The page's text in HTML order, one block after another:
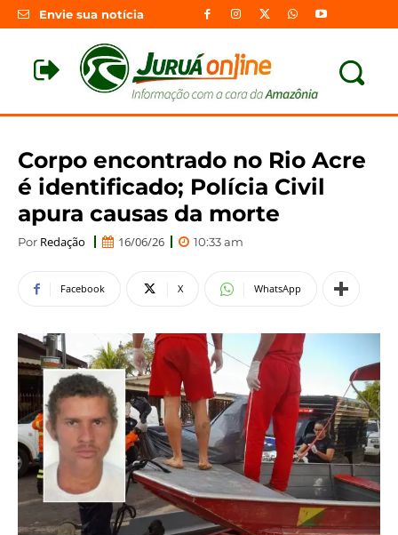
Envie sua notícia
Corpo encontrado no Rio Acre
é identificado; Polícia Civil
apura causas da morte
Por Redação 16/06/26 10:33 am
Facebook X WhatsApp